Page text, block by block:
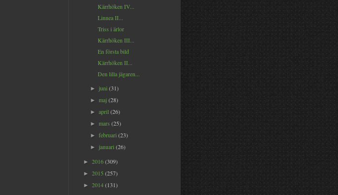
Kärrhöken IV...
Linnea II...
Triss i ärlor
Kärrhöken III...
En första bild
Kärrhöken II...
Den lilla jägaren...
► juni(31)
►maj(28)
►april(26)
►mars(25)
►februari(23)
► januari(26)
► 2016(309)
► 2015 (257)
► 2014(131)